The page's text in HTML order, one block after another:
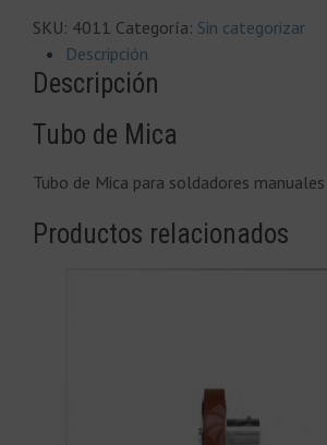
SKU: 4011 Categoría: Sin categorizar
Descripción
Descripción
Tubo de Mica
Tubo de Mica para soldadores manuales
Productos relacionados